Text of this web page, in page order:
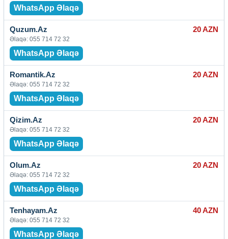
WhatsApp Əlaqə
Quzum.Az 20 AZN
Əlaqə: 055 714 72 32
WhatsApp Əlaqə
Romantik.Az 20 AZN
Əlaqə: 055 714 72 32
WhatsApp Əlaqə
Qizim.Az 20 AZN
Əlaqə: 055 714 72 32
WhatsApp Əlaqə
Olum.Az 20 AZN
Əlaqə: 055 714 72 32
WhatsApp Əlaqə
Tenhayam.Az 40 AZN
Əlaqə: 055 714 72 32
WhatsApp Əlaqə